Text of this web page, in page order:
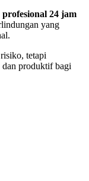
24 jam
yang
tetapi
dan produktif bagi